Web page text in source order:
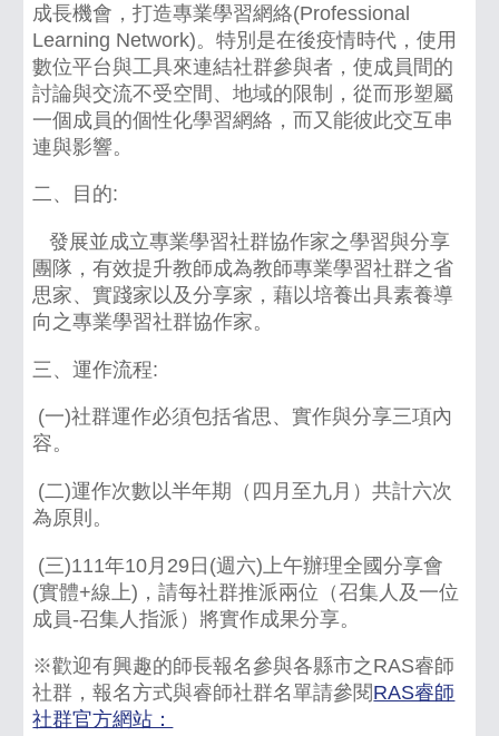
成長機會，打造專業學習網絡(Professional
Learning Network)。特別是在後疫情時代，使用
數位平台與工具來連結社群參與者，使成員間的
討論與交流不受空間、地域的限制，從而形塑屬
一個成員的個性化學習網絡，而又能彼此交互串
連與影響。
二、目的:
發展並成立專業學習社群協作家之學習與分享
團隊，有效提升教師成為教師專業學習社群之省
思家、實踐家以及分享家，藉以培養出具素養導
向之專業學習社群協作家。
三、運作流程:
(一)社群運作必須包括省思、實作與分享三項內
容。
(二)運作次數以半年期（四月至九月）共計六次
為原則。
(三)111年10月29日(週六)上午辦理全國分享會
(實體+線上)，請每社群推派兩位（召集人及一位
成員-召集人指派）將實作成果分享。
※歡迎有興趣的師長報名參與各縣市之RAS睿師
社群，報名方式與睿師社群名單請參閱RAS睿師
社群官方網站：